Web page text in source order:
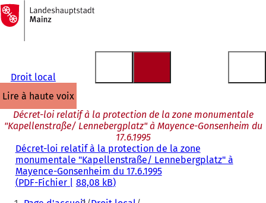
Accéder au contenu
Vers
la
page
d'accueil
Droit local
lire à haute voix
Décret-loi relatif à la protection de la zone monumentale
"Kapellenstraße/ Lennebergplatz" à Mayence-Gonsenheim du
17.6.1995
Décret-loi relatif à la protection de la zone
monumentale "Kapellenstraße/ Lennebergplatz" à
Mayence-Gonsenheim du 17.6.1995
PDF-Fichier 88,08 kB
Vous